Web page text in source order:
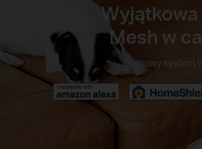
Mesh w
Domowy system